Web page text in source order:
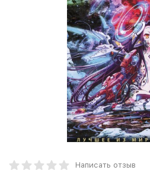
Написать отзыв